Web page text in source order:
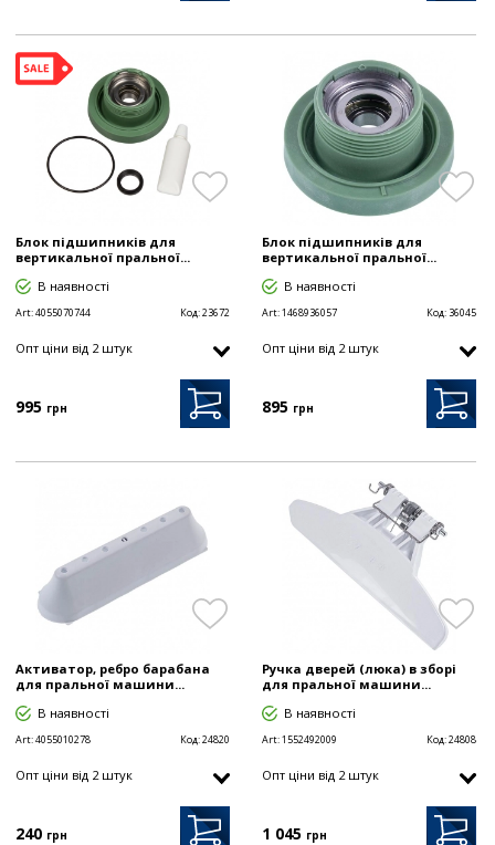
Блок підшипників для
вертикальної пральної...
В наявності
Art:4055070744 Код:23672
Опт цiни від 2 штук
995 грн
Блок підшипників для
вертикальної пральної...
В наявності
Art:1468936057 Код: 36045
Опт цiни від 2 штук
895 грн
Активатор, ребро барабана
для пральної машини...
В наявності
Art:4055010278 Код:24820
Опт цiни від 2 штук
240 грн
Ручка дверей (люка) в зборі
для пральної машини...
В наявності
Art:1552492009 Код:24808
Опт цiни від 2 штук
1 045 грн